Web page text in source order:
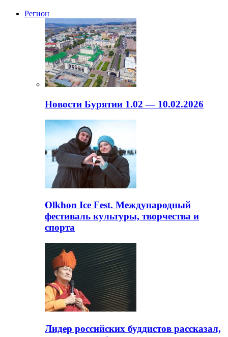
Регион
Новости Бурятии 1.02 — 10.02.2026
Olkhon Ice Fest. Международный
фестиваль культуры, творчества и
спорта
Лидер российских буддистов рассказал,